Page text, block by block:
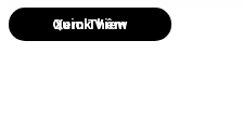
Quick View